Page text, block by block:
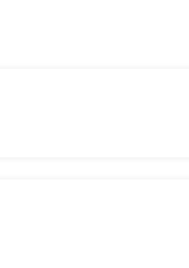
sans complications.
du marché.
des plateformes et des dApps.